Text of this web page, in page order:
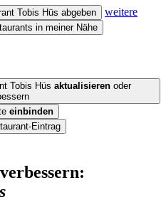
Tobis Hüs abgeben
weitere
in meiner Nähe
Tobis Hüs aktualisierenoder
einbinden
Eintrag